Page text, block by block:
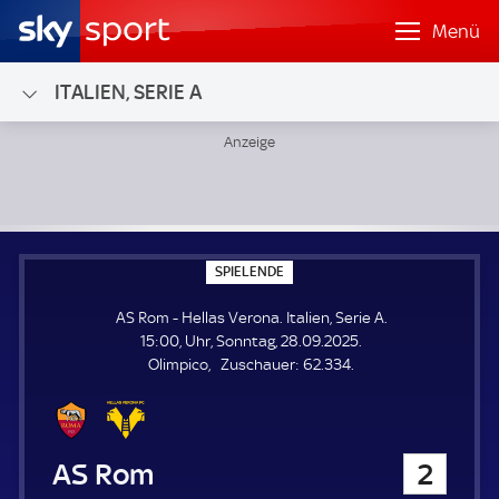
Menü
ITALIEN, SERIE A
SPIELENDE
P
E
L
E
N
AS Rom - Hellas Verona. Italien, Serie A.
15:00, Uhr, Sonntag, 28.09.2025.
Olimpico
Zuschauer: Z
62.334.
AS Rom 2